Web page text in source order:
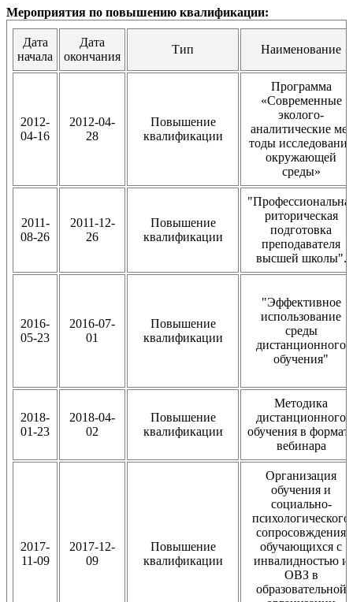
Мероприятия по повышению квалификации:
Дата
начала
Дата
окончания
Тип Наименование
2012-
04-16
2012-04-
28
Повышение
квалификации
Программа
«Современные
эколого-
аналитические ме-
тоды исследования
окружающей
среды»
2011-
08-26
2011-12-
26
Повышение
квалификации
риторическая
подготовка
преподавателя
высшей школы".
2016-
05-23
2016-07-
01
Повышение
квалификации
"Эффективное
использование
среды
дистанционного
обучения"
2018-
01-23
2018-04-
02
Повышение
квалификации
Методика
дистанционного
обучения в
вебинара
2017-
11-09
2017-12-
09
Повышение
квалификации
Организация
обучения и
социально-
психологического
сопросовждения
обучающихся с
инвалидностью и
ОВЗ в
образовательной